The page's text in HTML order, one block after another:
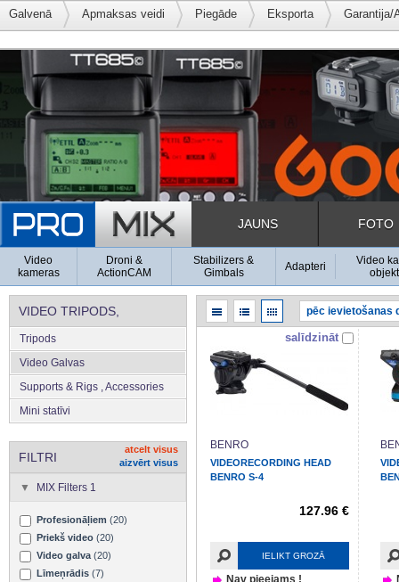
Galvenā Apmaksas veidi Piegāde Eksporta Garantija/
JAUNS FOTO
Video
kameras
Droni &
ActionCAM
Stabilizers &
Gimbals
Adapteri
Video
VIDEO TRIPODS,
SUPPORTS & RIGS
Tripods
Video Galvas
Supports & Rigs , Accessories
Mini statīvi
FILTRI
atcelt visus
aizvērt visus
MIX Filters 1
Profesionāļiem (20)
Priekš video (20)
Video galva (20)
Līmeņrādis (7)
salīdzināt
BENRO
VIDEORECORDING HEAD
BENRO S-4
127.96 €
IELIKT GROZĀ